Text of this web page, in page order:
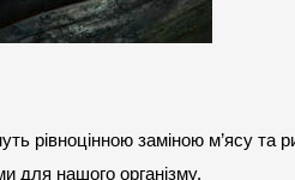
рівноцінною заміною м’ясу та
для нашого організму.